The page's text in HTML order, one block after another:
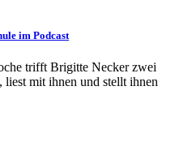
im Podcast
trifft Brigitte Necker zwei
liest mit ihnen und stellt ihnen